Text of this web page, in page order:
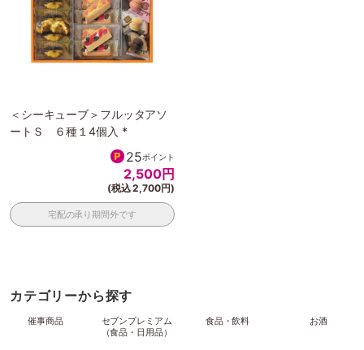
＜シーキューブ＞フルッタアソ
ートＳ ６種１4個入 *
25ポイント
2,500円
(税込 2,700円)
宅配の承り期間外です
カテゴリーから探す
催事商品
セブンプレミアム
（食品・日用品）
食品・飲料 お酒